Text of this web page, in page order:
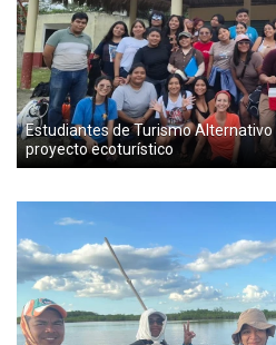
Estudiantes de Turismo Alternativo
proyecto ecoturístico